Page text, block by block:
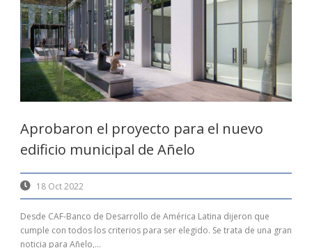
Aprobaron el proyecto para el nuevo
edificio municipal de Añelo
18 Oct 2022
Desde CAF-Banco de Desarrollo de América Latina dijeron que
cumple con todos los criterios para ser elegido. Se trata de una gran
noticia para Añelo,...